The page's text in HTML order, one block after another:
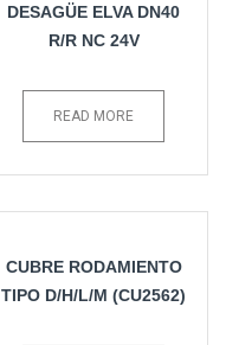
DESAGÜE ELVA DN40
R/R NC 24V
READ MORE
CUBRE RODAMIENTO
TIPO D/H/L/M (CU2562)